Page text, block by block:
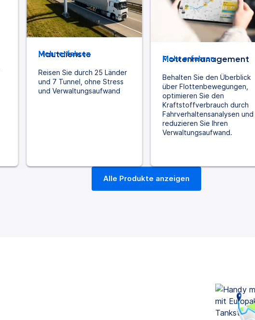
Mautdienste
Reisen Sie durch 25 Länder
und 7 Tunnel, ohne Stress
und Verwaltungsaufwand
Mehr erfahren
Flottenmanagement
Behalten Sie den Überblick
über Flottenbewegungen,
optimieren Sie den
Kraftstoffverbrauch durch
Fahrverhaltensanalysen und
reduzieren Sie Ihren
Verwaltungsaufwand.
Mehr erfahren
Alle Produkte anzeigen